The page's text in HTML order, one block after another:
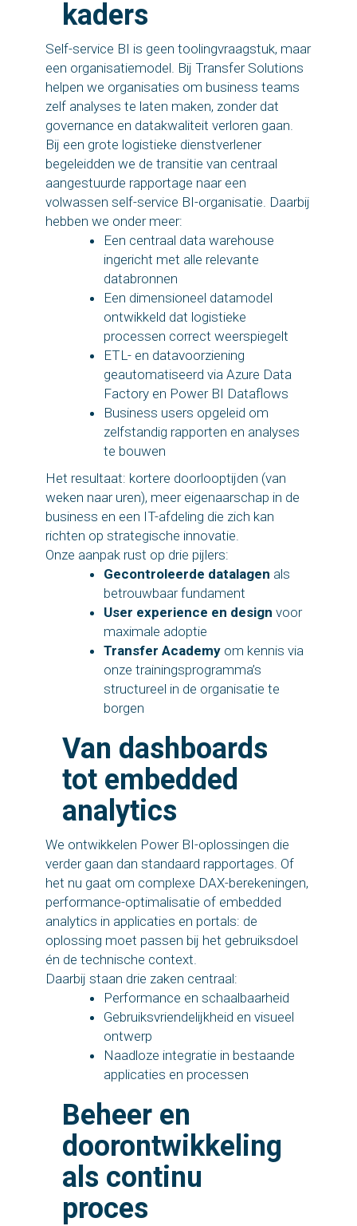
kaders
Self-service BI is geen toolingvraagstuk, maar
een organisatiemodel. Bij Transfer Solutions
helpen we organisaties om business teams
zelf analyses te laten maken, zonder dat
governance en datakwaliteit verloren gaan.
Bij een grote logistieke dienstverlener
begeleidden we de transitie van centraal
aangestuurde rapportage naar een
volwassen self-service BI-organisatie. Daarbij
hebben we onder meer:
Een centraal data warehouse
ingericht met alle relevante
databronnen
Een dimensioneel datamodel
ontwikkeld dat logistieke
processen correct weerspiegelt
ETL- en datavoorziening
geautomatiseerd via Azure Data
Factory en Power BI Dataflows
Business users opgeleid om
zelfstandig rapporten en analyses
te bouwen
Het resultaat: kortere doorlooptijden (van
weken naar uren), meer eigenaarschap in de
business en een IT-afdeling die zich kan
richten op strategische innovatie.
Onze aanpak rust op drie pijlers:
Gecontroleerde datalagen als
betrouwbaar fundament
User experience en design voor
maximale adoptie
Transfer Academy om kennis via
onze trainingsprogramma’s
structureel in de organisatie te
borgen
Van dashboards
tot embedded
analytics
We ontwikkelen Power BI-oplossingen die
verder gaan dan standaard rapportages. Of
het nu gaat om complexe DAX-berekeningen,
performance-optimalisatie of embedded
analytics in applicaties en portals: de
oplossing moet passen bij het gebruiksdoel
én de technische context.
Daarbij staan drie zaken centraal:
Performance en schaalbaarheid
Gebruiksvriendelijkheid en visueel
ontwerp
Naadloze integratie in bestaande
applicaties en processen
Beheer en
doorontwikkeling
als continu
proces